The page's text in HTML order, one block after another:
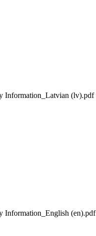
Information_Latvian (lv).pdf
Information_English (en).pdf